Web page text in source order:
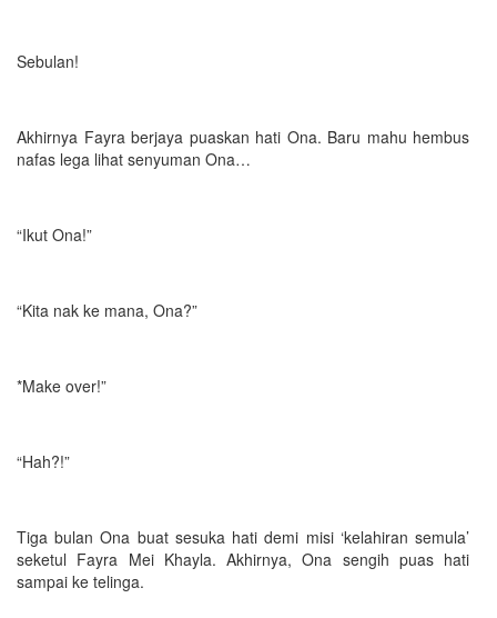
Sebulan!
Akhirnya Fayra berjaya puaskan hati Ona. Baru mahu hembus
nafas lega lihat senyuman Ona…
“Ikut Ona!”
“Kita nak ke mana, Ona?”
*Make over!”
“Hah?!”
Tiga bulan Ona buat sesuka hati demi misi ‘kelahiran semula’
seketul Fayra Mei Khayla. Akhirnya, Ona sengih puas hati
sampai ke telinga.